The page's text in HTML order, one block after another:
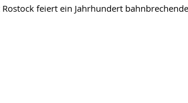
feiert ein Jahrhundert